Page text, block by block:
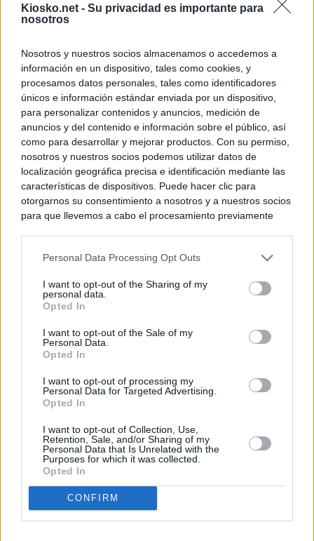
Kiosko.net - Su privacidad es importante para
nosotros
Nosotros y nuestros socios almacenamos o accedemos a
información en un dispositivo, tales como cookies, y
procesamos datos personales, tales como identificadores
únicos e información estándar enviada por un dispositivo,
para personalizar contenidos y anuncios, medición de
anuncios y del contenido e información sobre el público, así
como para desarrollar y mejorar productos. Con su permiso,
nosotros y nuestros socios podemos utilizar datos de
localización geográfica precisa e identificación mediante las
características de dispositivos. Puede hacer clic para
otorgarnos su consentimiento a nosotros y a nuestros socios
para que llevemos a cabo el procesamiento previamente
negar su consentimiento. Tenga en cuenta que algún
de su consentimiento, pero usted tiene el derecho de
rechazar tal procesamiento. Sus preferencias se aplicarán
cualquier momento entrando de nuevo en este sitio web o
visitando nuestra política de privacidad.
Personal Data Processing Opt Outs
I want to opt-out of the Sharing of my
personal data.
Opted In
I want to opt-out of the Sale of my
Personal Data.
Opted In
I want to opt-out of processing my
Personal Data for Targeted Advertising.
Opted In
I want to opt-out of Collection, Use,
Retention, Sale, and/or Sharing of my
Personal Data that Is Unrelated with the
Purposes for which it was collected.
Opted In
CONFIRM